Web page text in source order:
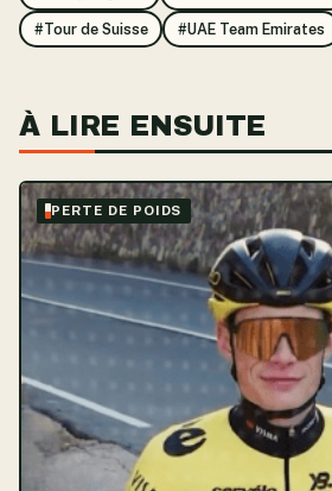
#Tour de Suisse #UAE Team Emirates
À LIRE ENSUITE
PERTE DE POIDS